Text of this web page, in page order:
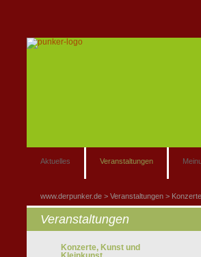
Aktuelles Veranstaltungen
www.derpunker.de Veranstaltungen
Veranstaltungen
Konzerte, Kunst und